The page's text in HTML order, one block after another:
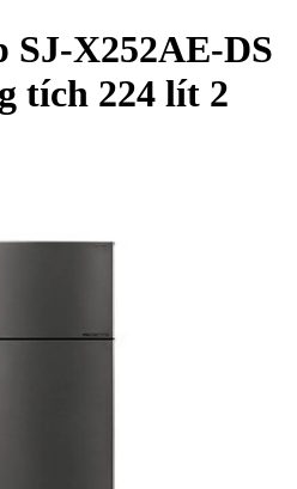
SJ-X252AE-DS
tích 224 lít 2